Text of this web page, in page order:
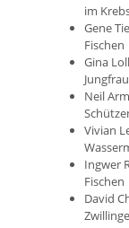
im
Gene
Fischen
Gina
Jungfrau
Neil
Vivian
Ingwer
Fischen
David